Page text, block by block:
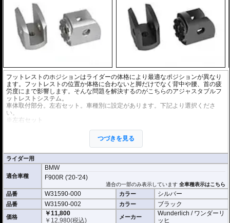
フットレストのホジションはライダーの体格により最適なポジションが異なり
ます。フットレストの位置か体格に合わないと脚だけでなく背中や腰、首の疲
労度にまで影響します。そんな問題を解決するのがこちらのアジャスタブルフ
ットレストシステム。
車体取付部分。左右セット。車種別に設定があります。下記より選択くださ
い。
※左右セット
が必要です。個別にお求めください。
つづきを見る
ライダー用
適合車種
BMW
F900R ('20-'24)
適合の一部のみ表示しています全車種表示はこちら
品番 W31590-000 カラー シルバー
品番 W31590-002 カラー ブラック
価格
￥11,800
￥ 12,980(税込) メーカー
Wunderlich / ワンダーリ
ッヒ